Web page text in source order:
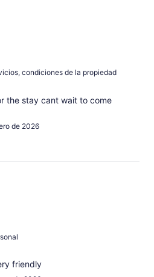
condiciones de la propiedad
the stay cant wait to come
de 2026
friendly